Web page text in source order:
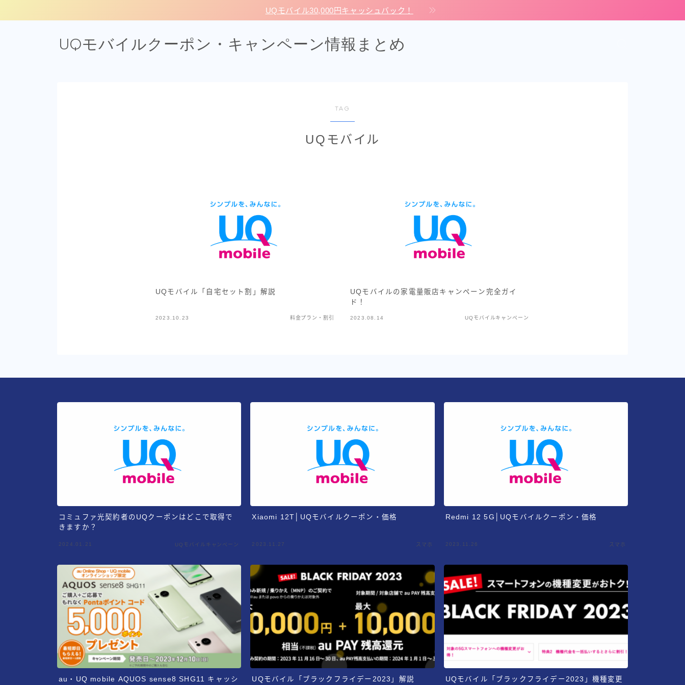
UQモバイル30,000円キャッシュバック！
UQモバイルクーポン・キャンペーン情報まとめ
TAG
UQモバイル
UQモバイル「自宅セット割」解説
2023.10.23 料金プラン・割引
UQモバイルの家電量販店キャンペーン完全ガイ
ド！
2023.08.14 UQモバイルキャンペーン
コミュファ光契約者のUQクーポンはどこで取得で
きますか？
2024.01.21 UQモバイルキャンペーン
Xiaomi 12T│UQモバイルクーポン・価格
2023.11.27 スマホ
Redmi 12 5G│UQモバイルクーポン・価格
2023.11.26 スマホ
au・UQ mobile AQUOS sense8 SHG11 キャッシ UQモバイル「ブラックフライデー2023」解説 UQモバイル「ブラックフライデー2023」機種変更